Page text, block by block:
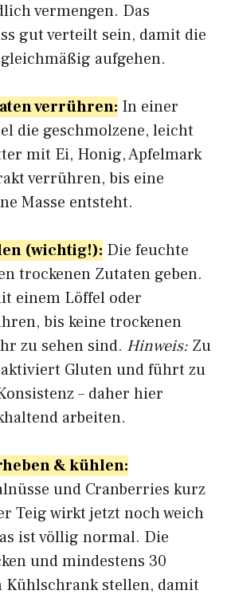
vermengen. Das
gut verteilt sein, damit die
aufgehen.
verrühren: In einer
die geschmolzene, leicht
mit Ei, Honig, Apfelmark
verrühren, bis eine
Masse entsteht.
(wichtig!): Die feuchte
trockenen Zutaten geben.
einem Löffel oder
bis keine trockenen
zu sehen sind. Hinweis: Zu
Gluten und führt zu
– daher hier
arbeiten.
& kühlen:
und Cranberries kurz
Teig wirkt jetzt noch weich
ist völlig normal. Die
und mindestens 30
stellen, damit